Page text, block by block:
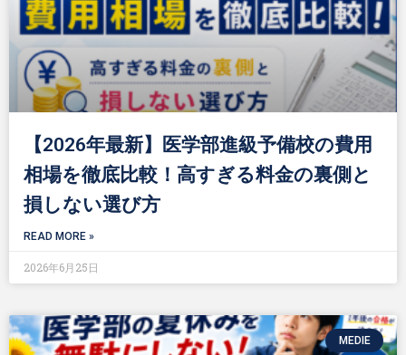
【2026年最新】医学部進級予備校の費用
相場を徹底比較！高すぎる料金の裏側と
損しない選び方
READ MORE »
2026年6月25日
MEDIE